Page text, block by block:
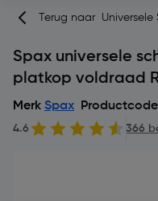
Terug naar Universele
Spax universele
platkop voldraad
Merk Spax
4.6 366